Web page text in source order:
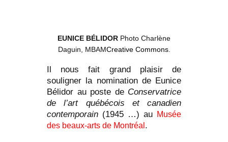
EUNICE BÉLIDOR Photo Charlène
Daguin, MBAMCreative Commons.
Il nous fait grand plaisir de
souligner la nomination de Eunice
Bélidor au poste de Conservatrice
de l’art québécois et canadien
contemporain (1945 …) au Musée
des beaux-arts de Montréal .